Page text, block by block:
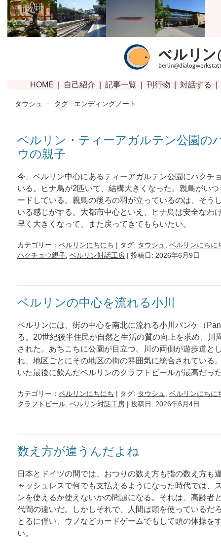
タウシュ − タグ : エンディングノート
ベルリン・ティーアガルテン公園の
ウの親子
今、ベルリン中心にあるティーアガルテン公園にハクチ
いる。ヒナ鳥が2匹いて、結構大きくなった。親鳥がい
ードしている。親鳥の後ろの羽が立っているのは、そう
いる感じがする。大都市中心といえ、ヒナ鳥は安全なわ
早く大きくなって、また戻ってきてもらいたい。
カテゴリー： ベルリンにちにち | タグ: タウシュ
ベルリンにちに
ハクチョウ親子 ベルリン対話工房 | 投稿日: 2026年6月9日
ベルリンの中心を流れる小川
ベルリンには、街の中心を南北に流れる小川パンケ（
る。20世紀後半住民が自然と生活の質の向上を求め、川
された。あちこちに公園が目立つ。川の両側が遊歩道と
れ、地区ごとにその地区の街の雰囲気に統合されている
いた最後に飲んだベルリンのクラフトビールが最高だっ
カテゴリー： ベルリンにちにち | タグ: タウシュ
ベルリンにちに
クラフトビール ベルリン対話工房 | 投稿日: 2026年6月4日
数え方が違うんだよね
日本とドイツの間では、おつりの数え方も指の数え方も
ャッシュレスで何でも支払えるようになった時代では、
ンを使えるか使えないかの問題になる。それは、高齢者
代間の違いだ。しかしそれで、人間は頭を使っているだ
とるに伴い、ウノなどカードゲームでもして頭の体操を
い。